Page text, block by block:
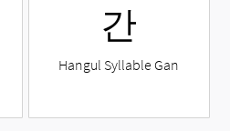
간
Hangul Syllable Gan